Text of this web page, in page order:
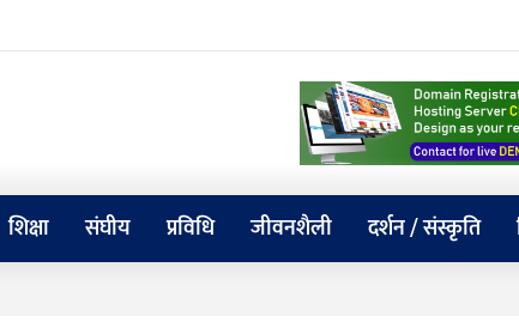
शिक्षा संघीय प्रविधि जीवनशैली दर्शन / संस्कृति